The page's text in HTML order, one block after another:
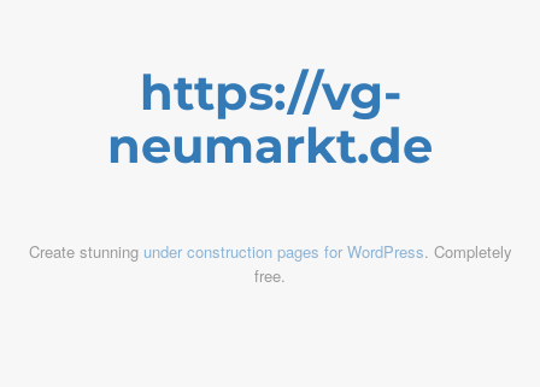
https://vg-
neumarkt.de
Create stunning under construction pages for WordPress. Completely
free.